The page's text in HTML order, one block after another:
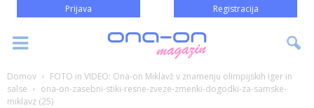
Prijava Registracija
Domov
FOTO in VIDEO: Ona-on Miklavž v znamenju olimpijskih iger in
salse
ona-on-zasebni-stiki-resne-zveze-zmenki-dogodki-za-samske-
miklavz (25)